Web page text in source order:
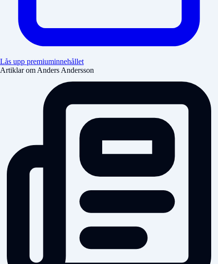
Lås upp premiuminnehållet
Artiklar om Anders Andersson